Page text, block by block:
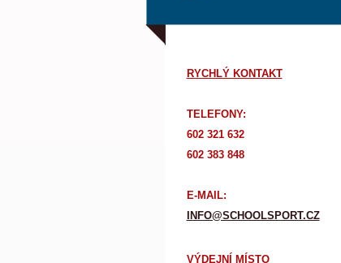
RYCHLÝ KONTAKT
TELEFONY:
602 321 632
602 383 848
E-MAIL:
INFO@SCHOOLSPORT.CZ
VÝDEJNÍ MÍSTO